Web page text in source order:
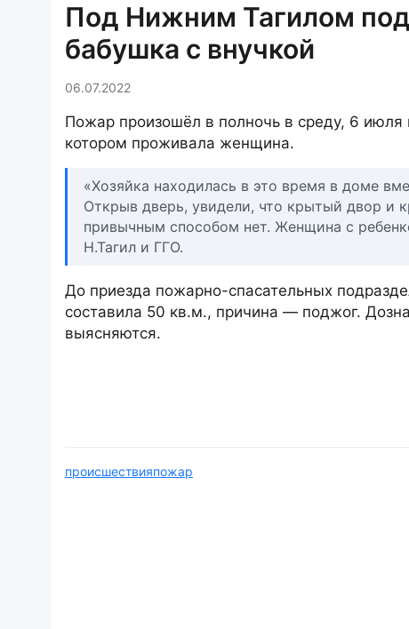
Под Нижним Тагилом
бабушка с внучкой
06.07.2022
Пожар произошёл в полночь в среду, 6
котором проживала женщина.
«Хозяйка находилась в это время в доме
Открыв дверь, увидели, что крытый двор и
привычным способом нет. Женщина с
Н.Тагил и ГГО.
До приезда пожарно-спасательных
составила 50 кв.м., причина — поджог.
выясняются.
происшествияпожар